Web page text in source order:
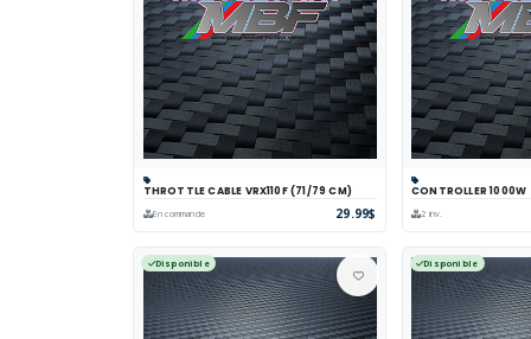
Panier Comparer Voir
THROTTLE CABLE VRX110F (71/79 CM)
En commande 29.99$
Panier
CONTROLLER 1000W
2 inv.
Disponible Disponible